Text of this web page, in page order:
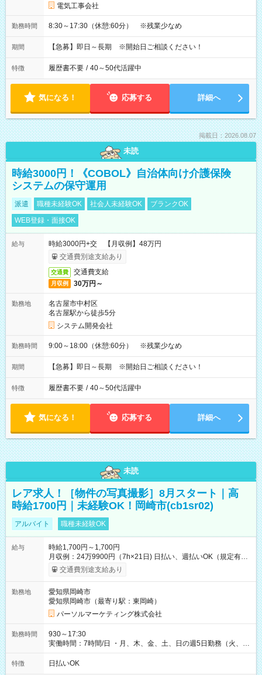
電気工事会社
勤務時間 8:30～17:30（休憩:60分） ※残業少なめ
期間 【急募】即日～長期 ※開始日ご相談ください！
特徴 履歴書不要 / 40～50代活躍中
気になる！ 応募する 詳細へ
掲載日：2026.08.07
未読
時給3000円！《COBOL》自治体向け介護保険
システムの保守運用
派遣 職種未経験OK 社会人未経験OK
ブランクOK
WEB登録・面接OK
給与
時給3000円+交 【月収例】48万円
交通費別途支給あり
交通費 交通費支給
月収例 30万円～
勤務地
名古屋市中村区
名古屋駅から徒歩5分
システム開発会社
勤務時間 9:00～18:00（休憩:60分） ※残業少なめ
期間 【急募】即日～長期 ※開始日ご相談ください！
特徴 履歴書不要 / 40～50代活躍中
気になる！ 応募する 詳細へ
未読
レア求人！［物件の写真撮影］8月スタート｜高
時給1700円｜未経験OK！岡崎市(cb1sr02)
アルバイト 職種未経験OK
給与
時給1,700円～1,700円
月収例：24万9900円（7h×21日) 日払い、週払いOK（規定有
り） 【試用期間】試用期間なし
交通費別途支給あり
勤務地
愛知県岡崎市
愛知県岡崎市（最寄り駅：東岡崎）
パーソルマーケティング株式会社
勤務時間
930～17:30
実働時間：7時間/日 ・月、木、金、土、日の週5日勤務（火、水
は固定休です／夏季、年末年始等、長期休暇有り！） ・ワンシ
フト！ 残業ほぼナシ（0～5h/月）
特徴 日払いOK